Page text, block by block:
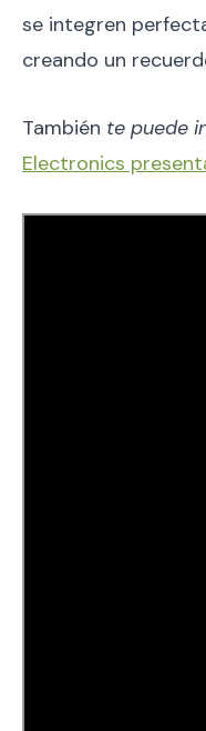
se integren
creando un
También te puede
Electronics